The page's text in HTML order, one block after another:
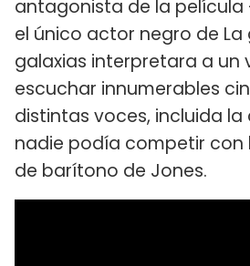
antagonista de la
el único actor negro de La
galaxias interpretara a un
escuchar innumerables
distintas voces, incluida la
nadie podía competir con
de barítono de Jones.